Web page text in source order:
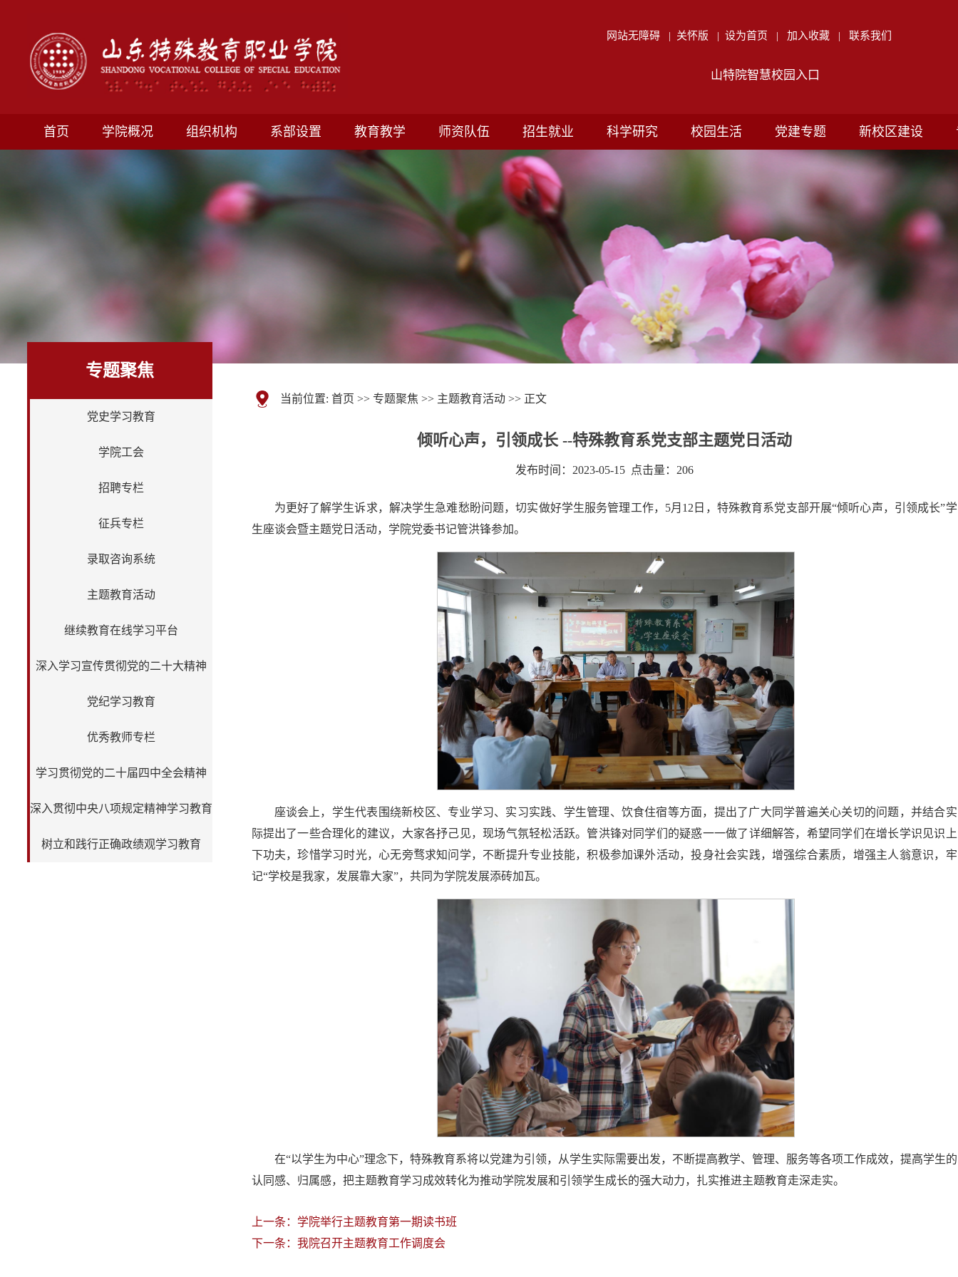
网站无障碍 | 关怀版 | 设为首页 | 加入收藏 | 联系我们
山特院智慧校园入口
首页 学院概况 组织机构 系部设置 教育教学 师资队伍 招生就业 科学研究 校园生活 党建专题 新校区建设
专题聚焦
党史学习教育
学院工会
招聘专栏
征兵专栏
录取咨询系统
主题教育活动
继续教育在线学习平台
深入学习宣传贯彻党的二十大精神
党纪学习教育
优秀教师专栏
学习贯彻党的二十届四中全会精神
深入贯彻中央八项规定精神学习教育
树立和践行正确政绩观学习教育
当前位置: 首页 >> 专题聚焦 >> 主题教育活动>> 正文
倾听心声，引领成长 --特殊教育系党支部主题党日活动
发布时间：2023-05-15 点击量： 206
为更好了解学生诉求，解决学生急难愁盼问题，切实做好学生服务管理工作，5月12日，特殊教育系党支部开展“倾听心声，引领成长”学
生座谈会暨主题党日活动，学院党委书记管洪锋参加。
座谈会上，学生代表围绕新校区、专业学习、实习实践、学生管理、饮食住宿等方面，提出了广大同学普遍关心关切的问题，并结合实
际提出了一些合理化的建议，大家各抒己见，现场气氛轻松活跃。管洪锋对同学们的疑惑一一做了详细解答，希望同学们在增长学识见识上
下功夫，珍惜学习时光，心无旁骛求知问学，不断提升专业技能，积极参加课外活动，投身社会实践，增强综合素质，增强主人翁意识，牢
记“学校是我家，发展靠大家”，共同为学院发展添砖加瓦。
在“以学生为中心”理念下，特殊教育系将以党建为引领，从学生实际需要出发，不断提高教学、管理、服务等各项工作成效，提高学生的
认同感、归属感，把主题教育学习成效转化为推动学院发展和引领学生成长的强大动力，扎实推进主题教育走深走实。
上一条： 学院举行主题教育第一期读书班
下一条： 我院召开主题教育工作调度会